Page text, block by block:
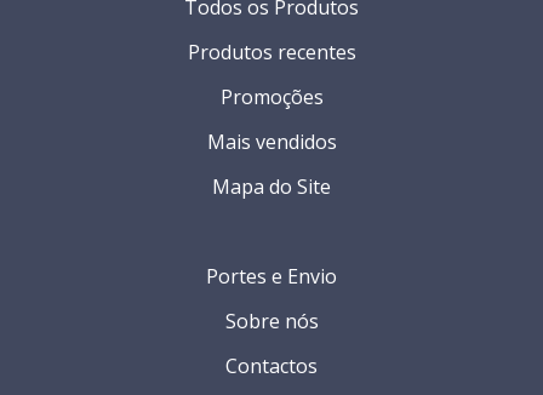
Portes e Envio
Sobre nós
Contactos
Todos os Produtos
Produtos recentes
Promoções
Mais vendidos
Mapa do Site